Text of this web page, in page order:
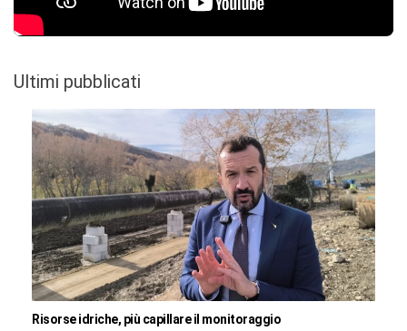
Ultimi pubblicati
Risorse idriche, più capillare il monitoraggio